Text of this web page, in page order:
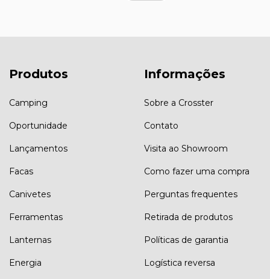
Produtos
Camping
Oportunidade
Lançamentos
Facas
Canivetes
Ferramentas
Lanternas
Energia
Informações
Sobre a Crosster
Contato
Visita ao Showroom
Como fazer uma compra
Perguntas frequentes
Retirada de produtos
Políticas de garantia
Logística reversa